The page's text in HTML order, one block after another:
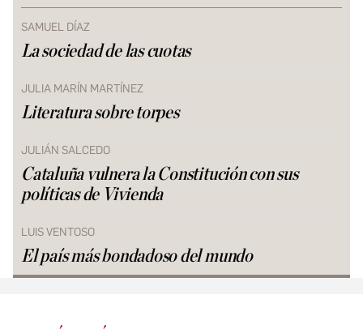
SAMUEL DÍAZ
La sociedad de las cuotas
JULIA MARÍN MARTÍNEZ
Literatura sobre torpes
JULIÁN SALCEDO
Cataluña vulnera la Constitución con sus
políticas de Vivienda
LUIS VENTOSO
El país más bondadoso del mundo